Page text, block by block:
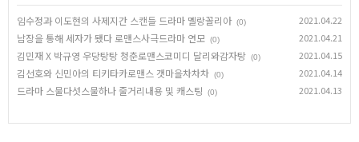
임수정과 이도현의 사제지간 스캔들 드라마 멜랑꼴리아 (0) 2021.04.22
남장을 통해 세자가 됐다 로맨스사극드라마 연모 (0) 2021.04.21
김민재 X 박규영 우당탕탕 청춘로맨스코미디 달리와감자탕 (0) 2021.04.15
김선호와 신민아의 티키타카로맨스 갯마을차차차 (0) 2021.04.14
드라마 스물다섯스물하나 줄거리내용 및 캐스팅 (0) 2021.04.13